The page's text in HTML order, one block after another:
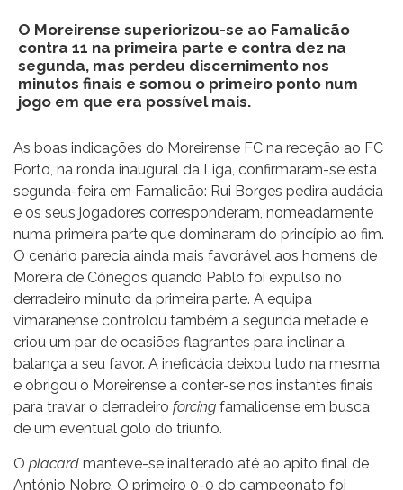
O Moreirense superiorizou-se ao Famalicão
contra 11 na primeira parte e contra dez na
segunda, mas perdeu discernimento nos
minutos finais e somou o primeiro ponto num
jogo em que era possível mais.
As boas indicações do Moreirense FC na receção ao FC
Porto, na ronda inaugural da Liga, confirmaram-se esta
segunda-feira em Famalicão: Rui Borges pedira audácia
e os seus jogadores corresponderam, nomeadamente
numa primeira parte que dominaram do princípio ao fim.
O cenário parecia ainda mais favorável aos homens de
Moreira de Cónegos quando Pablo foi expulso no
derradeiro minuto da primeira parte. A equipa
vimaranense controlou também a segunda metade e
criou um par de ocasiões flagrantes para inclinar a
balança a seu favor. A ineficácia deixou tudo na mesma
e obrigou o Moreirense a conter-se nos instantes finais
para travar o derradeiro forcing famalicense em busca
de um eventual golo do triunfo.
O placard manteve-se inalterado até ao apito final de
António Nobre. O primeiro 0-0 do campeonato foi